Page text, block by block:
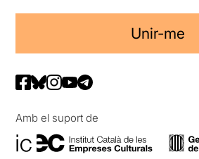
Unir-me
Amb el suport de